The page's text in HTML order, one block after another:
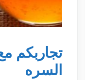
تجاربكم
السره